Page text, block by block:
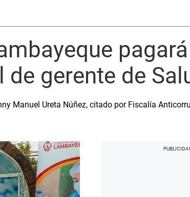
gerente de
Manuel Ureta Núñez, citado por Fiscalía